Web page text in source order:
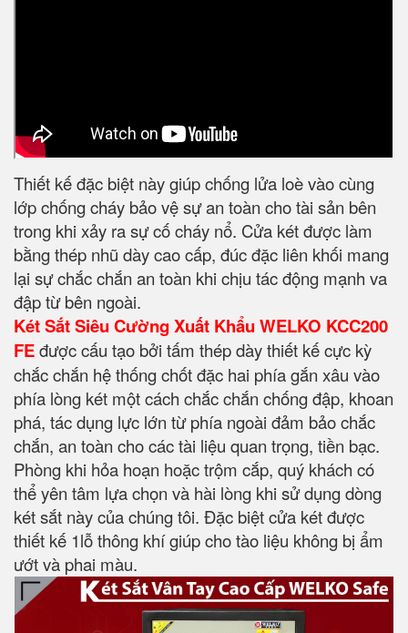
Thiết kế đặc biệt này giúp chống lửa loè vào cùng
lớp chống cháy bảo vệ sự an toàn cho tài sản bên
trong khi xảy ra sự cố cháy nổ. Cửa két được làm
bằng thép nhũ dày cao cấp, đúc đặc liên khối mang
lại sự chắc chắn an toàn khi chịu tác động mạnh va
đập từ bên ngoài.
Két Sắt Siêu Cường Xuất Khẩu WELKO KCC200
FEđược cấu tạo bởi tấm thép dày thiết kế cực kỳ
chắc chắn hệ thống chốt đặc hai phía gắn xâu vào
phía lòng két một cách chắc chắn chống đập, khoan
phá, tác dụng lực lớn từ phía ngoài đảm bảo chắc
chắn, an toàn cho các tài liệu quan trọng, tiền bạc.
Phòng khi hỏa hoạn hoặc trộm cắp, quý khách có
thể yên tâm lựa chọn và hài lòng khi sử dụng dòng
két sắt này của chúng tôi. Đặc biệt cửa két được
thiết kế 1lỗ thông khí giúp cho tào liệu không bị ẩm
ướt và phai màu.